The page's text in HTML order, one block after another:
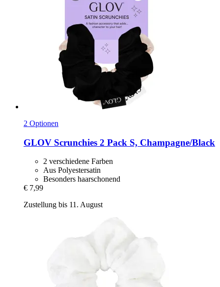
2 Optionen
GLOV Scrunchies 2 Pack S, Champagne/Black
2 verschiedene Farben
Aus Polyestersatin
Besonders haarschonend
€ 7,99
Zustellung bis 11. August